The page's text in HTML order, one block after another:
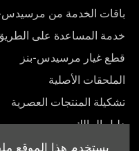
يستخدم هذا الموقع
باقات الخدمة من مرسيدس-
خدمة المساعدة على
قطع غيار مرسيدس-بنز
الملحقات الأصلية
تشكيلة المنتجات العصرية
دليل المالك